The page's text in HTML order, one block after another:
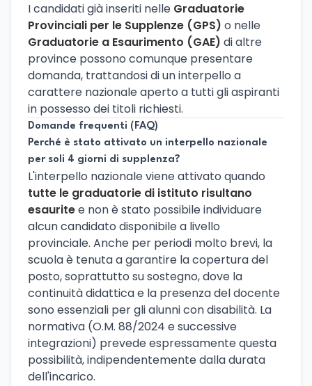
I candidati già inseriti nelle Graduatorie
Provinciali per le Supplenze (GPS) o nelle
Graduatorie a Esaurimento (GAE) di altre
province possono comunque presentare
domanda, trattandosi di un interpello a
carattere nazionale aperto a tutti gli aspiranti
in possesso dei titoli richiesti.
Domande frequenti (FAQ)
Perché è stato attivato un interpello nazionale
per soli 4 giorni di supplenza?
L'interpello nazionale viene attivato quando
tutte le graduatorie di istituto risultano
esauritee non è stato possibile individuare
alcun candidato disponibile a livello
provinciale. Anche per periodi molto brevi, la
scuola è tenuta a garantire la copertura del
posto, soprattutto su sostegno, dove la
continuità didattica e la presenza del docente
sono essenziali per gli alunni con disabilità. La
normativa (O.M. 88/2024 e successive
integrazioni) prevede espressamente questa
possibilità, indipendentemente dalla durata
dell'incarico.